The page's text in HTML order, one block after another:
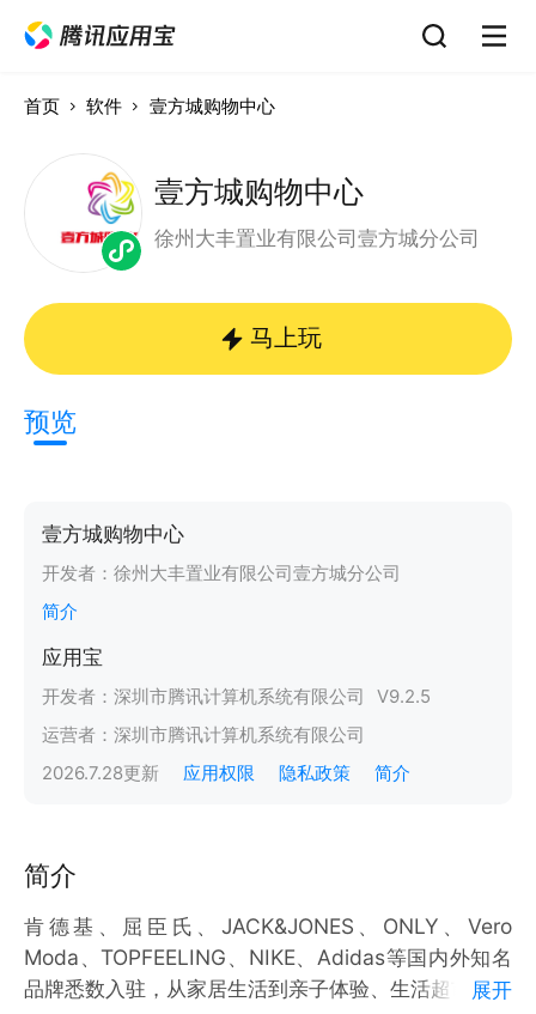
首页 软件 壹方城购物中心
壹方城购物中心
徐州大丰置业有限公司壹方城分公司
马上玩
预览
壹方城购物中心
开发者： 徐州大丰置业有限公司壹方城分公司
简介
应用宝
开发者： 深圳市腾讯计算机系统有限公司 V9.2.5
运营者： 深圳市腾讯计算机系统有限公司
2026.7.28更新 应用权限 隐私政策 简介
简介
肯德基、屈臣氏、JACK&JONES、ONLY、Vero
Moda、TOPFEELING、NIKE、Adidas等国内外知名
品牌悉数入驻，从家居生活到亲子体验、生活超市、文
展开